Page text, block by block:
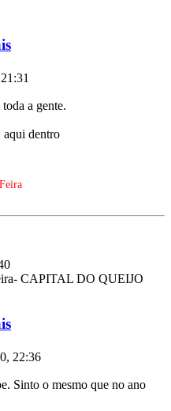
a gente.
aqui dentro
CAPITAL DO QUEIJO
22:36
Sinto o mesmo que no ano